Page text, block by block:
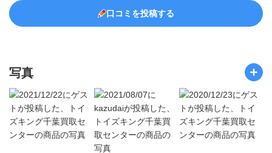
口コミを投稿する
写真